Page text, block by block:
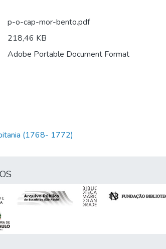
p-o-cap-mor-bento.pdf
218,46 KB
Adobe Portable Document Format
(1768- 1772)